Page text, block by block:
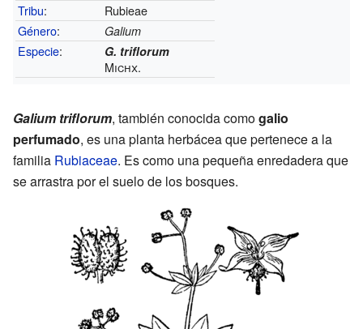
Tribu:
Rubieae
Género: Galium
Especie: G. triflorum
Michx.
Galium triflorum, también conocida comogalio
perfumado, es una planta herbácea que pertenece a la
familia Rubiaceae. Es como una pequeña enredadera que
se arrastra por el suelo de los bosques.